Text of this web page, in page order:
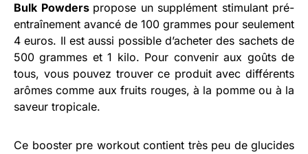
Bulk Powders propose un supplément stimulant pré-
entraînement avancé de 100 grammes pour seulement
4 euros. Il est aussi possible d’acheter des sachets de
500 grammes et 1 kilo. Pour convenir aux goûts de
tous, vous pouvez trouver ce produit avec différents
arômes comme aux fruits rouges, à la pomme ou à la
saveur tropicale.
Ce booster pre workout contient très peu de glucides